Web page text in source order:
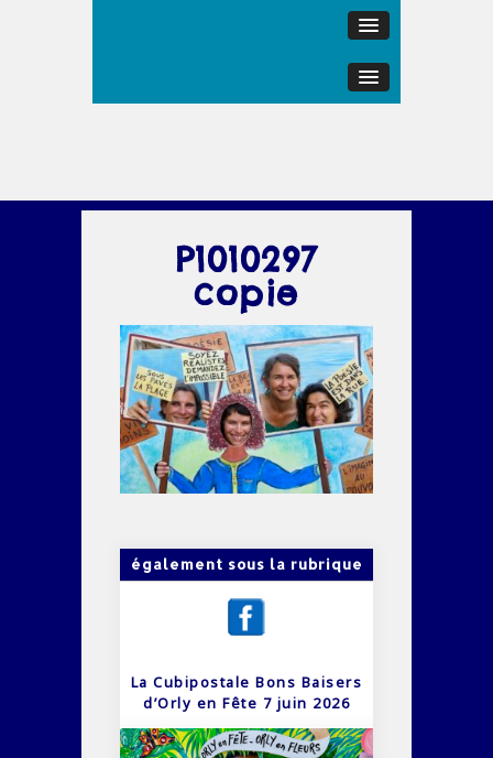
P1010297
copie
également sous la rubrique
La Cubipostale Bons Baisers
d’Orly en Fête 7 juin 2026